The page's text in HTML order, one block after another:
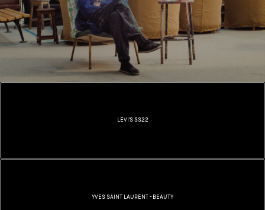
LEVI'S SS22
YVES SAINT LAURENT - BEAUTY